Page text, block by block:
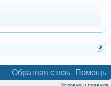
Обратная связь Помощь
Условия и правила